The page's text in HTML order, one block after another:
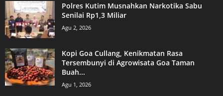
Polres Kutim Musnahkan Narkotika Sabu
Senilai Rp1,3 Miliar
Agu 2, 2026
Kopi Goa Cullang, Kenikmatan Rasa
Tersembunyi di Agrowisata Goa Taman
Buah...
Agu 1, 2026